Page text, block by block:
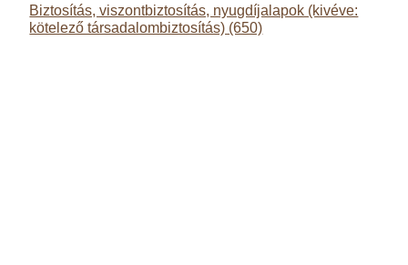
Biztosítás, viszontbiztosítás, nyugdíjalapok (kivéve:
kötelező társadalombiztosítás) (650)